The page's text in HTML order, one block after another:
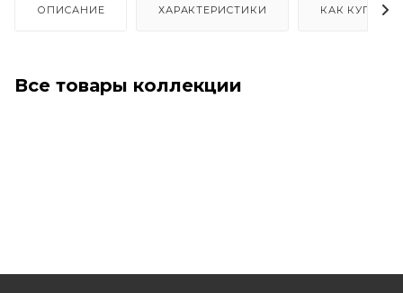
ОПИСАНИЕ ХАРАКТЕРИСТИКИ КАК КУПИТЬ
Все товары коллекции